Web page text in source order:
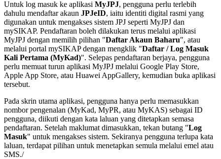
Untuk log masuk ke aplikasi MyJPJ, pengguna perlu terlebih
dahulu mendaftar akaun JPJeID, iaitu identiti digital rasmi yang
digunakan untuk mengakses sistem JPJ seperti MyJPJ dan
mySIKAP. Pendaftaran boleh dilakukan terus melalui aplikasi
MyJPJ dengan memilih pilihan "Daftar Akaun Baharu", atau
melalui portal mySIKAP dengan mengklik "Daftar / Log Masuk
Kali Pertama (MyKad)". Selepas pendaftaran berjaya, pengguna
perlu memuat turun aplikasi MyJPJ melalui Google Play Store,
Apple App Store, atau Huawei AppGallery, kemudian buka aplikasi
tersebut.
Pada skrin utama aplikasi, pengguna hanya perlu memasukkan
nombor pengenalan (MyKad, MyPR, atau MyKAS) sebagai ID
pengguna, diikuti dengan kata laluan yang ditetapkan semasa
pendaftaran. Setelah maklumat dimasukkan, tekan butang "Log
Masuk" untuk mengakses sistem. Sekiranya pengguna terlupa kata
laluan, terdapat pilihan untuk menetapkan semula melalui emel atau
SMS./